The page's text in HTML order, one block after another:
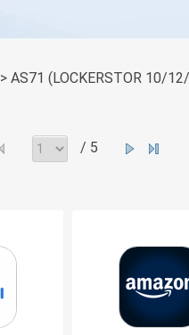
> AS71 (LOCKERSTOR 10/
/ 5